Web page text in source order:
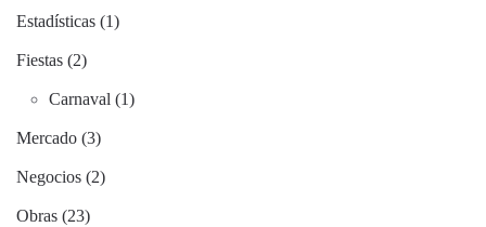
Estadísticas (1)
Fiestas (2)
Carnaval (1)
Mercado (3)
Negocios (2)
Obras (23)